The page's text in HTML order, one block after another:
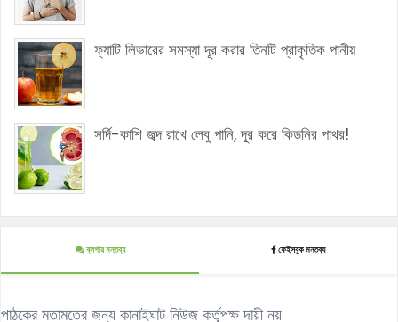
ফ্যাটি লিভারের সমস্যা দূর করার তিনটি প্রাকৃতিক পানীয়
সর্দি-কাশি জব্দ রাখে লেবু পানি, দূর করে কিডনির পাথর!
ব্লগার মন্তব্য ফেইসবুক মন্তব্য
পাঠকের মতামতের জন্য কানাইঘাট নিউজ কর্তৃপক্ষ দায়ী নয়